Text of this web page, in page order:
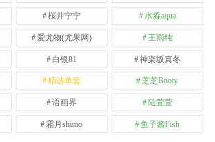
桜井宁宁 水淼aqua
爱尤物(尤果网) 王雨纯
白银81 神楽坂真冬
精选单套 芝芝Booty
语画界 陆萱萱
霜月shimo 鱼子酱Fish